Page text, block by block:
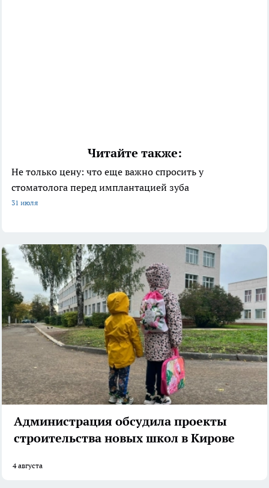
Читайте также:
Не только цену: что еще важно спросить у
стоматолога перед имплантацией зуба
31 июля
Администрация обсудила проекты
строительства новых школ в Кирове
4 августа